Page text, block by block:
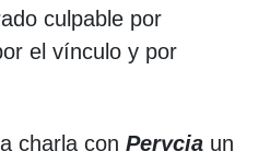
culpable por
el vínculo y por
charla con Perycia un